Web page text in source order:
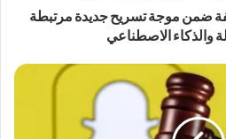
16 ألف وظيفة ضمن موجة تسريح جديدة مرتبطة
والذكاء الاصطناعي